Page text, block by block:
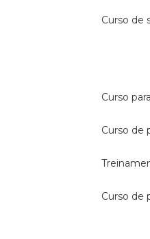
curso
curso
curso
curso